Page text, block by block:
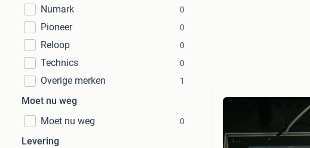
Numark 0
Pioneer 0
Reloop 0
Technics 0
Overige merken 1
Moet nu weg
Moet nu weg
0
Levering